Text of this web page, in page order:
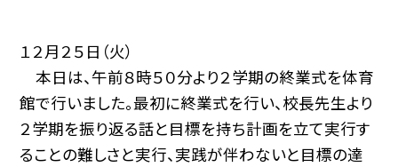
１２月２５日（火）
本日は、午前８時５０分より２学期の終業式を体育
館で行いました。最初に終業式を行い、校長先生より
２学期を振り返る話と目標を持ち計画を立て実行す
ることの難しさと実行、実践が伴わないと目標の達